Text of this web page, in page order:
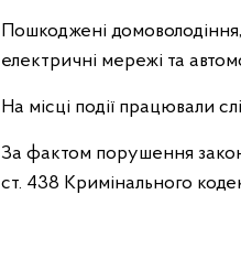
Пошкоджені
електричні мережі та
На місці події працювали
За фактом порушення
ст. 438 Кримінального